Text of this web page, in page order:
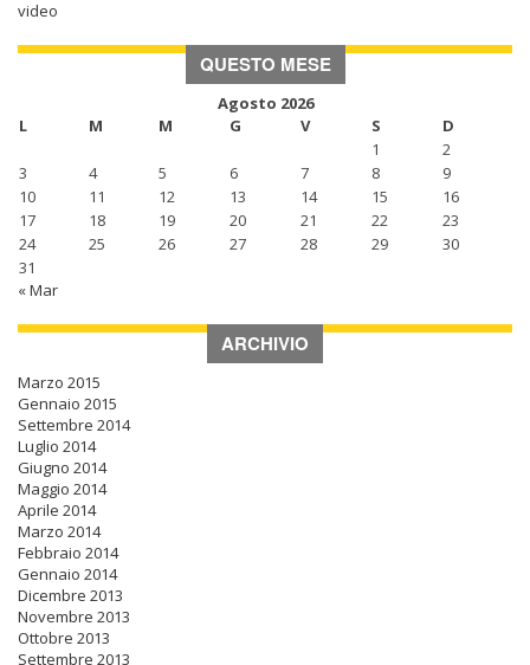
video
QUESTO MESE
Agosto 2026
L
M M G V S
D
1
2
3
4 5 6 7 8
9
10
11 12 13 14 15
16
17
18 19 20 21 22
23
24
25 26 27 28 29
30
31
« Mar
ARCHIVIO
Marzo 2015
Gennaio 2015
Settembre 2014
Luglio 2014
Giugno 2014
Maggio 2014
Aprile 2014
Marzo 2014
Febbraio 2014
Gennaio 2014
Dicembre 2013
Novembre 2013
Ottobre 2013
Settembre 2013